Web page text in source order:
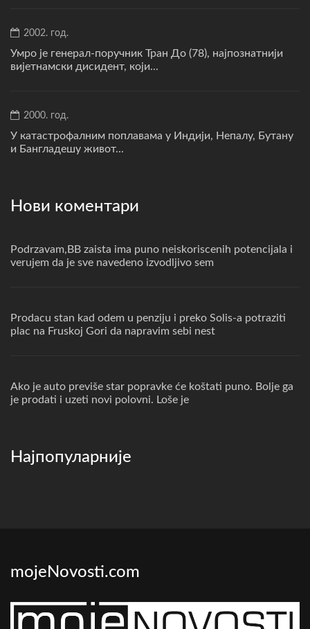
2002. год.
Умро је генерал-поручник Тран До (78), најпознатнији
вијетнамски дисидент, који...
2000. год.
У катастрофалним поплавама у Индији, Непалу, Бутану
и Бангладешу живот...
Нови коментари
Podrzavam,BB zaista ima puno neiskoriscenih potencijala i
verujem da je sve navedeno izvodljivo sem
Prodacu stan kad odem u penziju i preko Solis-a potraziti
plac na Fruskoj Gori da napravim sebi nest
Ako je auto previše star popravke će koštati puno. Bolje ga
je prodati i uzeti novi polovni. Loše je
Најпопуларније
mojeNovosti.com